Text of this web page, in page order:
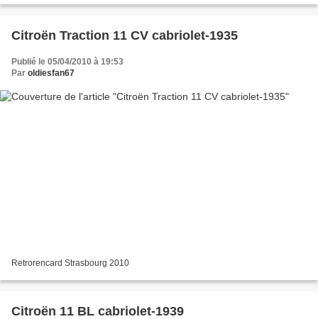
Citroën Traction 11 CV cabriolet-1935
Publié le 05/04/2010 à 19:53
Par oldiesfan67
Retrorencard Strasbourg 2010
Citroën 11 BL cabriolet-1939